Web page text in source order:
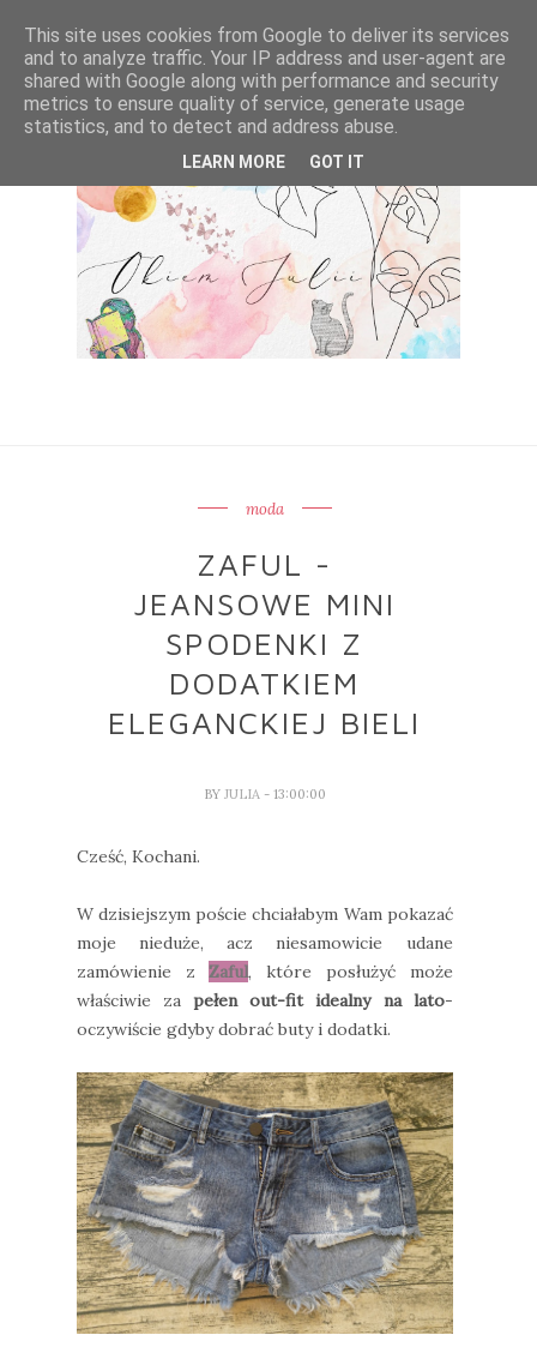
moda
ZAFUL -
JEANSOWE MINI
SPODENKI Z
DODATKIEM
ELEGANCKIEJ BIELI
BY JULIA - 13:00:00
Cześć, Kochani.
W dzisiejszym poście chciałabym Wam pokazać
moje nieduże, acz niesamowicie udane
zamówienie zZaful, które posłużyć może
właściwie za pełen out-fit idealny na lato-
oczywiście gdyby dobrać buty i dodatki.
This site uses cookies from Google to deliver its services
and to analyze traffic. Your IP address and user-agent are
shared with Google along with performance and security
metrics to ensure quality of service, generate usage
statistics, and to detect and address abuse.
LEARN MORE GOT IT